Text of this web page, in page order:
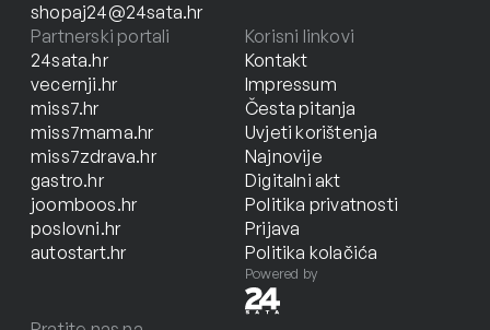
shopaj24@24sata.hr
Partnerski portali
24sata.hr
vecernji.hr
miss7.hr
miss7mama.hr
miss7zdrava.hr
gastro.hr
joomboos.hr
poslovni.hr
autostart.hr
Korisni linkovi
Kontakt
Impressum
Česta pitanja
Uvjeti korištenja
Najnovije
Digitalni akt
Politika privatnosti
Prijava
Politika kolačića
Powered by